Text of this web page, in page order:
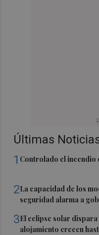
Últimas
1 Controlado el incendio
2La capacidad de los
seguridad alarma a
3El eclipse solar
alojamiento crecen